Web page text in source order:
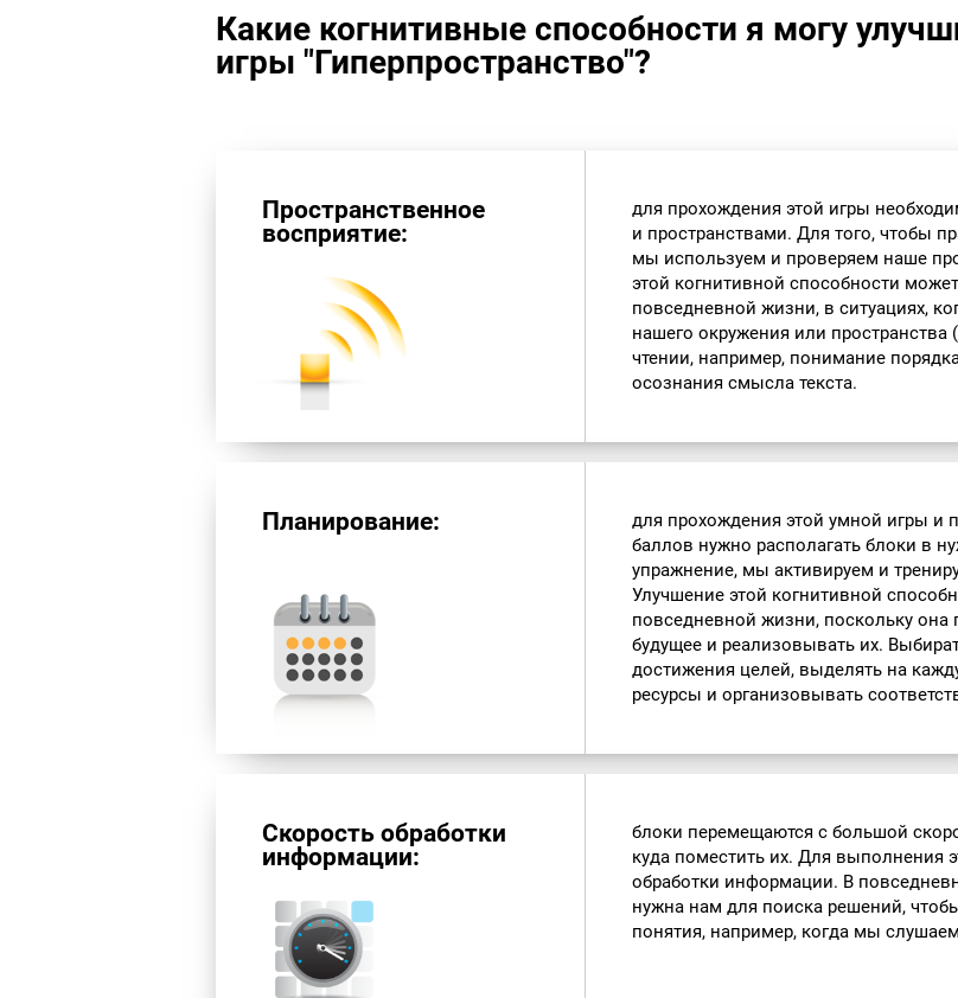
Какие когнитивные способности я могу
игры "Гиперпространство"?
Пространственное
восприятие:
для прохождения этой игры
и пространствами. Для того, чтобы
мы используем и проверяем наше
этой когнитивной способности
повседневной жизни, в ситуациях,
нашего окружения или
чтении, например, понимание
осознания смысла текста.
Планирование:
для прохождения этой умной игры и
баллов нужно располагать блоки в
упражнение, мы активируем и
Улучшение этой когнитивной
повседневной жизни, поскольку
будущее и реализовывать их.
достижения целей, выделять на
ресурсы и организовывать
Скорость обработки
информации:
блоки перемещаются с большой
куда поместить их. Для выполнения
обработки информации. В
нужна нам для поиска решений,
понятия, например, когда мы